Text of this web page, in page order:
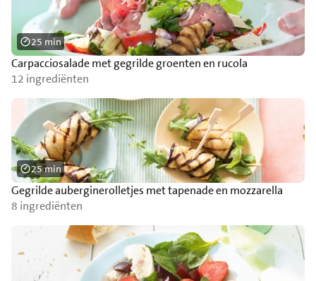
Carpacciosalade met gegrilde groenten en rucola
12 ingrediënten
25 min
Gegrilde auberginerolletjes met tapenade en mozzarella
8 ingrediënten
25 min